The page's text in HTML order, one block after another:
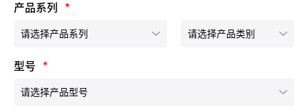
产品系列 *
型号 *